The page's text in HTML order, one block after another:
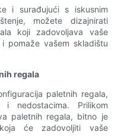
i surađujući s iskusnim
možete dizajnirati
koji zadovoljava vaše
pomaže vašem skladištu
regala
paletnih regala,
nedostacima. Prilikom
paletnih regala, bitno je
će zadovoljiti vaše